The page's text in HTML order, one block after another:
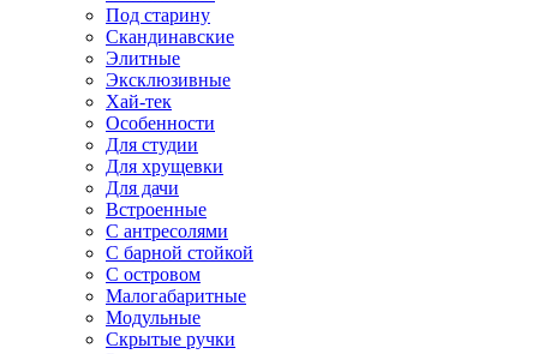
Под старину
Скандинавские
Элитные
Эксклюзивные
Хай-тек
Особенности
Для студии
Для хрущевки
Для дачи
Встроенные
С антресолями
С барной стойкой
С островом
Малогабаритные
Модульные
Скрытые ручки